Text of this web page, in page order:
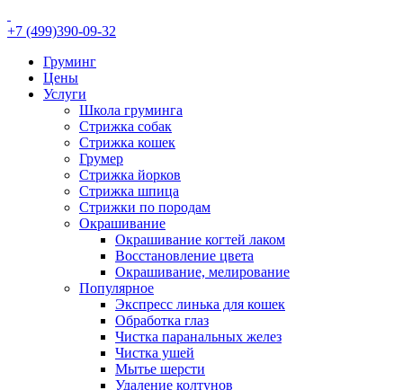
+7 (499)390-09-32
Груминг
Цены
Услуги
Школа груминга
Стрижка собак
Стрижка кошек
Грумер
Стрижка йорков
Стрижка шпица
Стрижки по породам
Окрашивание
Окрашивание когтей лаком
Восстановление цвета
Окрашивание, мелирование
Популярное
Экспресс линька для кошек
Обработка глаз
Чистка паранальных желез
Чистка ушей
Мытье шерсти
Удаление колтунов